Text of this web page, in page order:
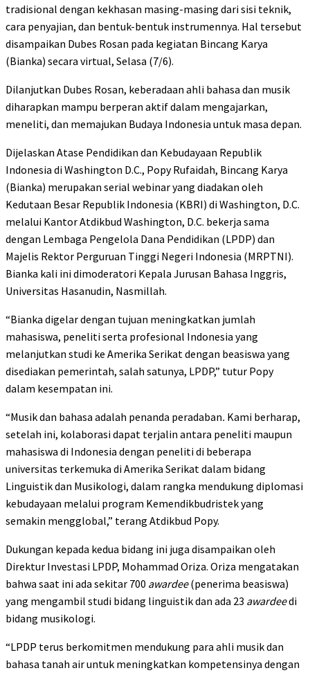
tradisional dengan kekhasan masing-masing dari sisi teknik,
cara penyajian, dan bentuk-bentuk instrumennya. Hal tersebut
disampaikan Dubes Rosan pada kegiatan Bincang Karya
(Bianka) secara virtual, Selasa (7/6).
Dilanjutkan Dubes Rosan, keberadaan ahli bahasa dan musik
diharapkan mampu berperan aktif dalam mengajarkan,
meneliti, dan memajukan Budaya Indonesia untuk masa depan.
Dijelaskan Atase Pendidikan dan Kebudayaan Republik
Indonesia di Washington D.C., Popy Rufaidah, Bincang Karya
(Bianka) merupakan serial webinar yang diadakan oleh
Kedutaan Besar Republik Indonesia (KBRI) di Washington, D.C.
melalui Kantor Atdikbud Washington, D.C. bekerja sama
dengan Lembaga Pengelola Dana Pendidikan (LPDP) dan
Majelis Rektor Perguruan Tinggi Negeri Indonesia (MRPTNI).
Bianka kali ini dimoderatori Kepala Jurusan Bahasa Inggris,
Universitas Hasanudin, Nasmillah.
“Bianka digelar dengan tujuan meningkatkan jumlah
mahasiswa, peneliti serta profesional Indonesia yang
melanjutkan studi ke Amerika Serikat dengan beasiswa yang
disediakan pemerintah, salah satunya, LPDP,” tutur Popy
dalam kesempatan ini.
“Musik dan bahasa adalah penanda peradaban. Kami berharap,
setelah ini, kolaborasi dapat terjalin antara peneliti maupun
mahasiswa di Indonesia dengan peneliti di beberapa
universitas terkemuka di Amerika Serikat dalam bidang
Linguistik dan Musikologi, dalam rangka mendukung diplomasi
kebudayaan melalui program Kemendikbudristek yang
semakin mengglobal,” terang Atdikbud Popy.
Dukungan kepada kedua bidang ini juga disampaikan oleh
Direktur Investasi LPDP, Mohammad Oriza. Oriza mengatakan
bahwa saat ini ada sekitar 700 awardee(penerima beasiswa)
yang mengambil studi bidang linguistik dan ada 23 awardeedi
bidang musikologi.
“LPDP terus berkomitmen mendukung para ahli musik dan
bahasa tanah air untuk meningkatkan kompetensinya dengan